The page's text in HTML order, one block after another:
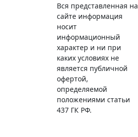
Вся представленная на
сайте информация
носит
информационный
характер и ни при
каких условиях не
является публичной
офертой,
определяемой
положениями статьи
437 ГК РФ.